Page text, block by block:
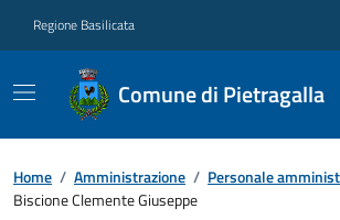
Regione Basilicata
Comune di Pietragalla
Home / Amministrazione / Personale
Biscione Clemente Giuseppe